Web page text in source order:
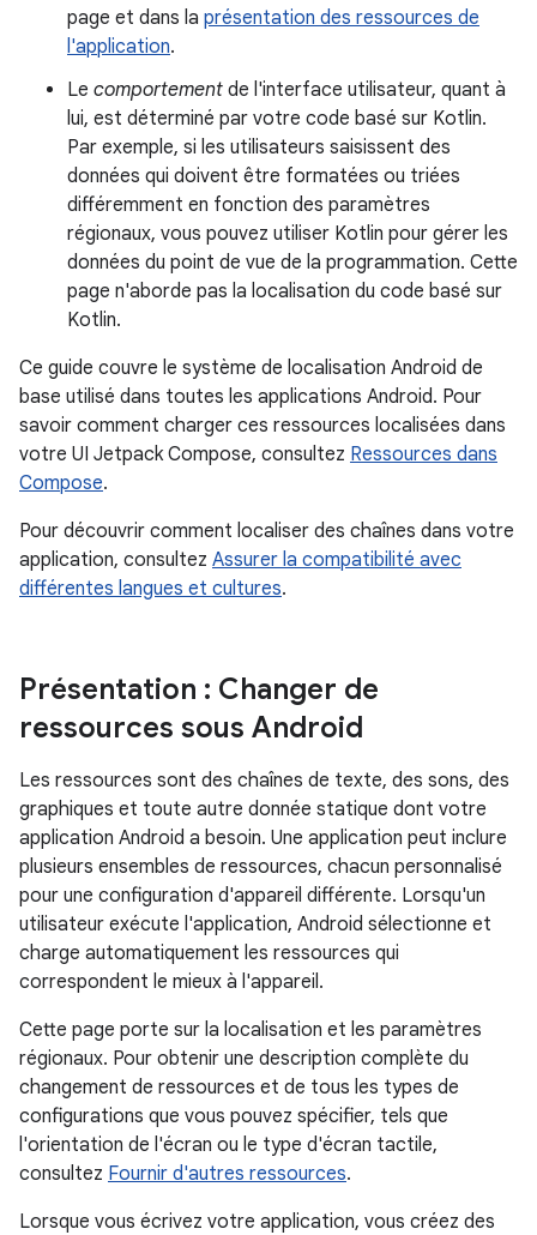
page et dans la présentation des ressources de
l'application.
Le comportement de l'interface utilisateur, quant à
lui, est déterminé par votre code basé sur Kotlin.
Par exemple, si les utilisateurs saisissent des
données qui doivent être formatées ou triées
différemment en fonction des paramètres
régionaux, vous pouvez utiliser Kotlin pour gérer les
données du point de vue de la programmation. Cette
page n'aborde pas la localisation du code basé sur
Kotlin.
Ce guide couvre le système de localisation Android de
base utilisé dans toutes les applications Android. Pour
savoir comment charger ces ressources localisées dans
votre UI Jetpack Compose, consultez Ressources dans
Compose.
Pour découvrir comment localiser des chaînes dans votre
application, consultez Assurer la compatibilité avec
différentes langues et cultures.
Présentation : Changer de
ressources sous Android
Les ressources sont des chaînes de texte, des sons, des
graphiques et toute autre donnée statique dont votre
application Android a besoin. Une application peut inclure
plusieurs ensembles de ressources, chacun personnalisé
pour une configuration d'appareil différente. Lorsqu'un
utilisateur exécute l'application, Android sélectionne et
charge automatiquement les ressources qui
correspondent le mieux à l'appareil.
Cette page porte sur la localisation et les paramètres
régionaux. Pour obtenir une description complète du
changement de ressources et de tous les types de
configurations que vous pouvez spécifier, tels que
l'orientation de l'écran ou le type d'écran tactile,
consultez Fournir d'autres ressources.
Lorsque vous écrivez votre application, vous créez des